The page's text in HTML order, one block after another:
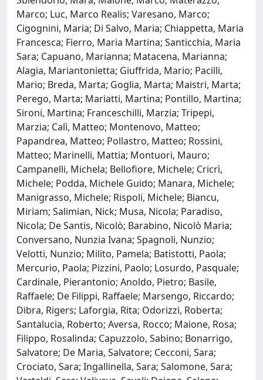
Marco; Luc, Marco Realis; Varesano, Marco;
Cigognini, Maria; Di Salvo, Maria; Chiappetta, Maria
Francesca; Fierro, Maria Martina; Santicchia, Maria
Sara; Capuano, Marianna; Matacena, Marianna;
Alagia, Mariantonietta; Giuffrida, Mario; Pacilli,
Mario; Breda, Marta; Goglia, Marta; Maistri, Marta;
Perego, Marta; Mariatti, Martina; Pontillo, Martina;
Sironi, Martina; Franceschilli, Marzia; Tripepi,
Marzia; Calì, Matteo; Montenovo, Matteo;
Papandrea, Matteo; Pollastro, Matteo; Rossini,
Matteo; Marinelli, Mattia; Montuori, Mauro;
Campanelli, Michela; Bellofiore, Michele; Cricrì,
Michele; Podda, Michele Guido; Manara, Michele;
Manigrasso, Michele; Rispoli, Michele; Biancu,
Miriam; Salimian, Nick; Musa, Nicola; Paradiso,
Nicola; De Santis, Nicolò; Barabino, Nicolò Maria;
Conversano, Nunzia Ivana; Spagnoli, Nunzio;
Velotti, Nunzio; Milito, Pamela; Batistotti, Paola;
Mercurio, Paola; Pizzini, Paolo; Losurdo, Pasquale;
Cardinale, Pierantonio; Anoldo, Pietro; Basile,
Raffaele; De Filippi, Raffaele; Marsengo, Riccardo;
Dibra, Rigers; Laforgia, Rita; Odorizzi, Roberta;
Santalucia, Roberto; Aversa, Rocco; Maione, Rosa;
Filippo, Rosalinda; Capuzzolo, Sabino; Bonarrigo,
Salvatore; De Maria, Salvatore; Cecconi, Sara;
Crociato, Sara; Ingallinella, Sara; Salomone, Sara;